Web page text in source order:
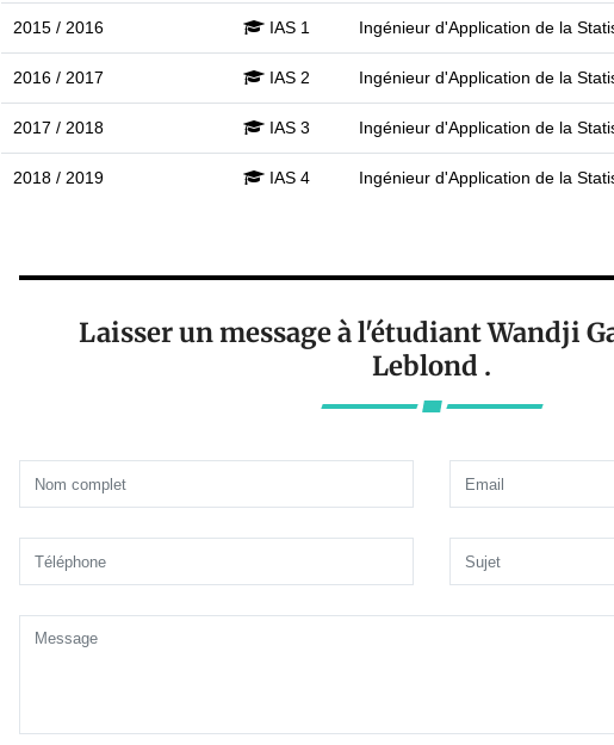
2015 / 2016 IAS 1 Ingénieur d'Application de la
2016 / 2017 IAS 2 Ingénieur d'Application de la
2017 / 2018 IAS 3 Ingénieur d'Application de la
2018 / 2019 IAS 4 Ingénieur d'Application de la
Laisser un message à l'étudiant Wandji
Leblond .